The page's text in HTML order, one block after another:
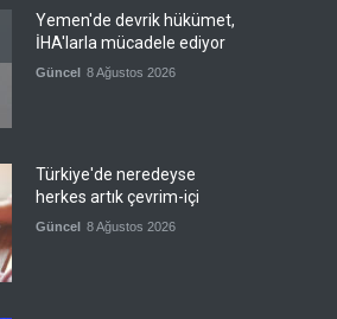
Yemen'de devrik hükümet,
İHA'larla mücadele ediyor
Güncel 8 Ağustos 2026
Türkiye'de neredeyse
herkes artık çevrim-içi
Güncel 8 Ağustos 2026